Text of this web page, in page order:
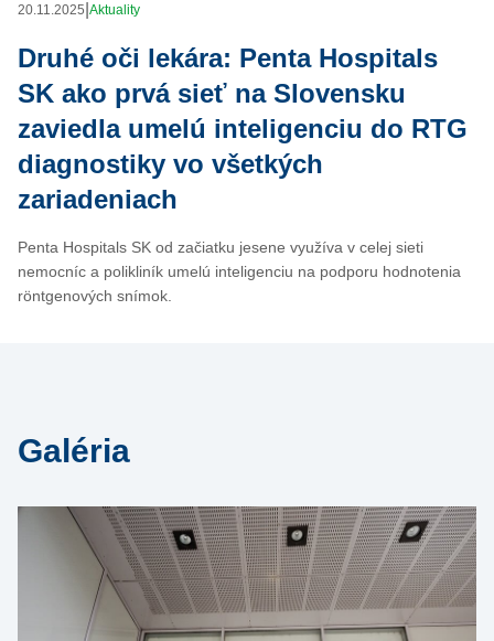
20.11.2025 Aktuality
Druhé oči lekára: Penta Hospitals
SK ako prvá sieť na Slovensku
zaviedla umelú inteligenciu do RTG
diagnostiky vo všetkých
zariadeniach
Penta Hospitals SK od začiatku jesene využíva v celej sieti
nemocníc a polikliník umelú inteligenciu na podporu hodnotenia
röntgenových snímok.
Galéria